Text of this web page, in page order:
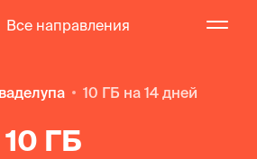
Все направления
10 ГБ на 14 дней
ГБ